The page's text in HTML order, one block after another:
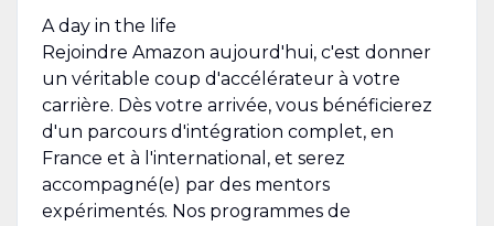
A day in the life
Rejoindre Amazon aujourd'hui, c'est donner
un véritable coup d'accélérateur à votre
carrière. Dès votre arrivée, vous bénéficierez
d'un parcours d'intégration complet, en
France et à l'international, et serez
accompagné(e) par des mentors
expérimentés. Nos programmes de